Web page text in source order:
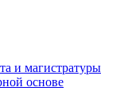
и магистратуры
основе